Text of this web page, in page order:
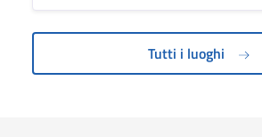
Tutti i luoghi